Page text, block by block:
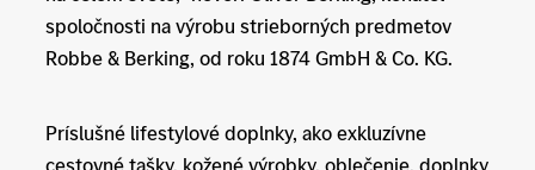
spoločnosti na výrobu strieborných predmetov
Robbe & Berking, od roku 1874 GmbH & Co. KG.
Príslušné lifestylové doplnky, ako exkluzívne